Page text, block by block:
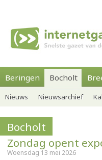
Beringen Bocholt
Nieuws Nieuwsarchief
Bocholt
Zondag opent
Woensdag 13 mei 2026